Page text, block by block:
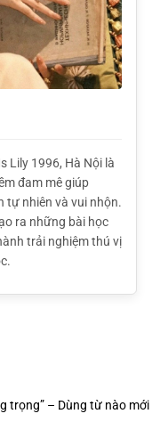
Lily 1996, Hà Nội là
đam mê giúp
tự nhiên và vui nhộn.
ra những bài học
trải nghiệm thú vị
trọng” – Dùng từ nào mới